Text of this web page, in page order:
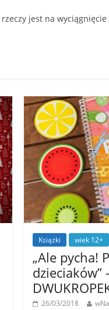
jest na
Książki wiek 12+
„Ale pycha!
dzieciaków”
26/03/2018